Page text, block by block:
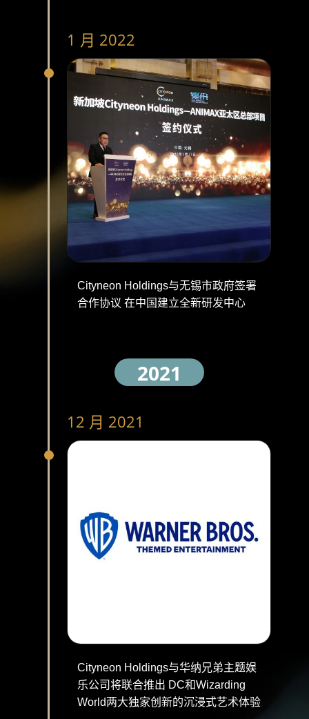
1 月 2022
Cityneon Holdings与无锡市政府签署
合作协议 在中国建立全新研发中心
2021
12 月 2021
Cityneon Holdings与华纳兄弟主题娱
乐公司将联合推出 DC和Wizarding
World两大独家创新的沉浸式艺术体验